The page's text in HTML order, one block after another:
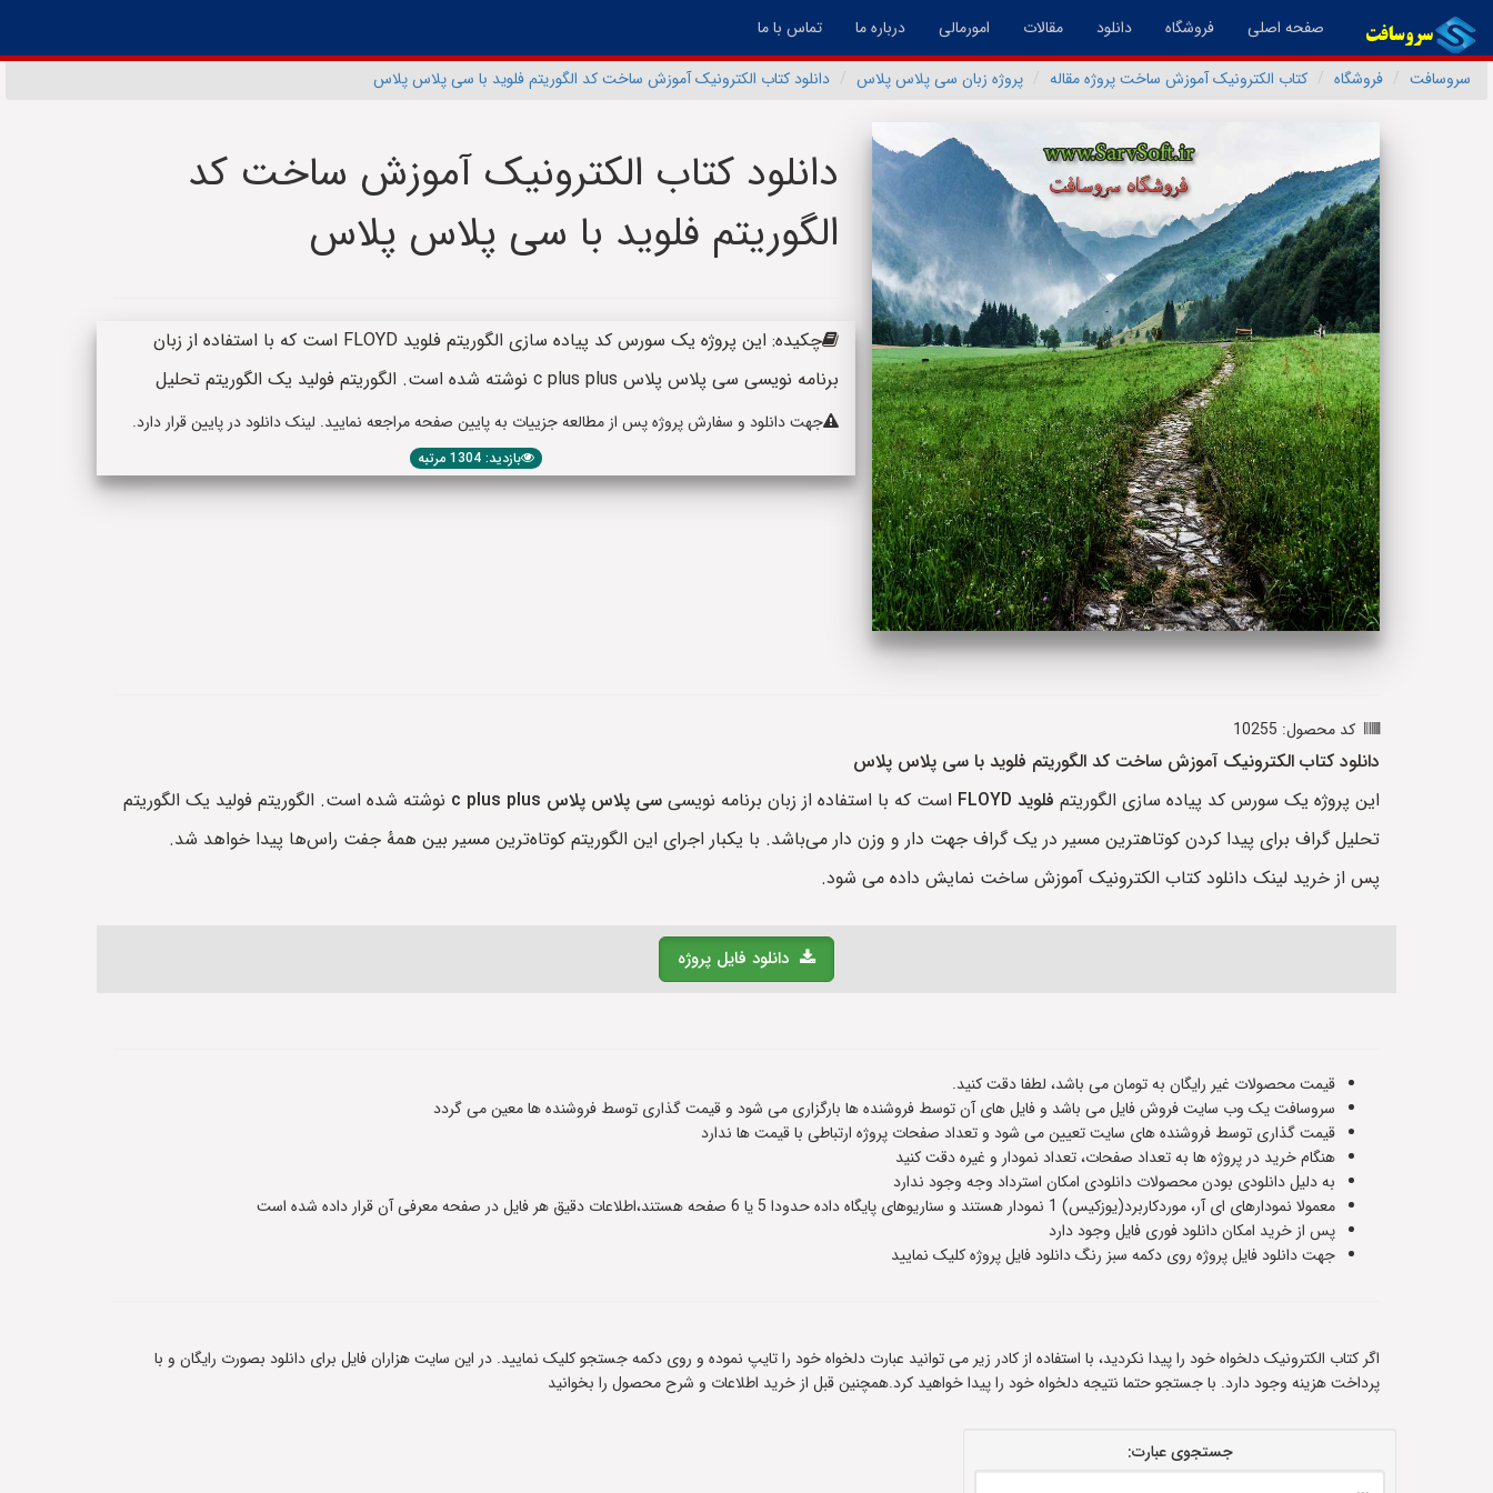
صفحه اصلی(فعال)فروشگاه دانلود مقالات امورمالی درباره ما تماس با ما
سروسافت فروشگاه کتاب الکترونیک آموزش ساخت پروژه مقاله پروژه زبان سی پلاس پلاس دانلود کتاب الکترونیک آموزش ساخت کد الگوریتم فلوید با سی پلاس پلاس
دانلود کتاب الکترونیک آموزش ساخت کد
الگوریتم فلوید با سی پلاس پلاس
چکیده: این پروژه یک سورس کد پیاده سازی الگوریتم فلوید FLOYD است که با استفاده از زبان
برنامه نویسی سی پلاس پلاس c plus plus نوشته شده است. الگوریتم فولید یک الگوریتم تحلیل
جهت دانلود و سفارش پروژه پس از مطالعه جزییات به پایین صفحه مراجعه نمایید. لینک دانلود در پایین قرار دارد.
بازدید: 1304 مرتبه
کد محصول: 10255
دانلود کتاب الکترونیک آموزش ساخت کد الگوریتم فلوید با سی پلاس پلاس
این پروژه یک سورس کد پیاده سازی الگوریتم فلوید FLOYD است که با استفاده از زبان برنامه نویسی سی پلاس پلاس c plus plus نوشته شده است. الگوریتم فولید یک الگوریتم
تحلیل گراف برای پیدا کردن کوتاهترین مسیر در یک گراف جهت دار و وزن دار می‌باشد. با یکبار اجرای این الگوریتم کوتاه‌ترین مسیر بین همهٔ جفت راس‌ها پیدا خواهد شد.
پس از خرید لینک دانلود کتاب الکترونیک آموزش ساخت نمایش داده می شود.
دانلود فایل پروژه
قیمت محصولات غیر رایگان به تومان می باشد، لطفا دقت کنید.
سروسافت یک وب سایت فروش فایل می باشد و فایل های آن توسط فروشنده ها بارگزاری می شود و قیمت گذاری توسط فروشنده ها معین می گردد
قیمت گذاری توسط فروشنده های سایت تعیین می شود و تعداد صفحات پروژه ارتباطی با قیمت ها ندارد
هنگام خرید در پروژه ها به تعداد صفحات، تعداد نمودار و غیره دقت کنید
به دلیل دانلودی بودن محصولات دانلودی امکان استرداد وجه وجود ندارد
معمولا نمودارهای ای آر، موردکاربرد(یوزکیس) 1 نمودار هستند و سناریوهای پایگاه داده حدودا 5 یا 6 صفحه هستند،اطلاعات دقیق هر فایل در صفحه معرفی آن قرار داده شده است
پس از خرید امکان دانلود فوری فایل وجود دارد
جهت دانلود فایل پروژه روی دکمه سبز رنگ دانلود فایل پروژه کلیک نمایید
اگر کتاب الکترونیک دلخواه خود را پیدا نکردید، با استفاده از کادر زیر می توانید عبارت دلخواه خود را تایپ نموده و روی دکمه جستجو کلیک نمایید. در این سایت هزاران فایل برای دانلود بصورت رایگان و با
پرداخت هزینه وجود دارد. با جستجو حتما نتیجه دلخواه خود را پیدا خواهید کرد.همچنین قبل از خرید اطلاعات و شرح محصول را بخوانید
جستجوی عبارت: